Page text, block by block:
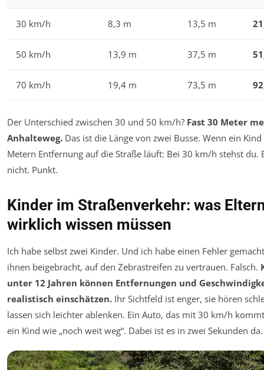
30 km/h 8,3 m 13,5 m
50 km/h 13,9 m 37,5 m
70 km/h 19,4 m 73,5 m
Der Unterschied zwischen 30 und 50 km/h? Fast 30 Meter
Anhalteweg. Das ist die Länge von zwei Busse. Wenn ein
Metern Entfernung auf die Straße läuft: Bei 30 km/h stehst du.
nicht. Punkt.
Kinder im Straßenverkehr: was
wirklich wissen müssen
Ich habe selbst zwei Kinder. Und ich habe einen Fehler
ihnen beigebracht, auf den Zebrastreifen zu vertrauen. Falsch.
unter 12 Jahren können Entfernungen und
realistisch einschätzen. Ihr Sichtfeld ist enger, sie hören
lassen sich leichter ablenken. Ein Auto, das mit 30 km/h
ein Kind wie „noch weit weg“. Dabei ist es in zwei Sekunden da.